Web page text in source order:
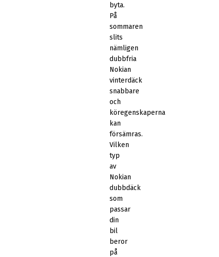
byta.
På
sommaren
slits
nämligen
dubbfria
Nokian
vinterdäck
snabbare
och
köregenskaperna
kan
försämras.
Vilken
typ
av
Nokian
dubbdäck
som
passar
din
bil
beror
på